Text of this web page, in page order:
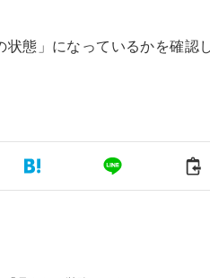
状態」になっているかを確認